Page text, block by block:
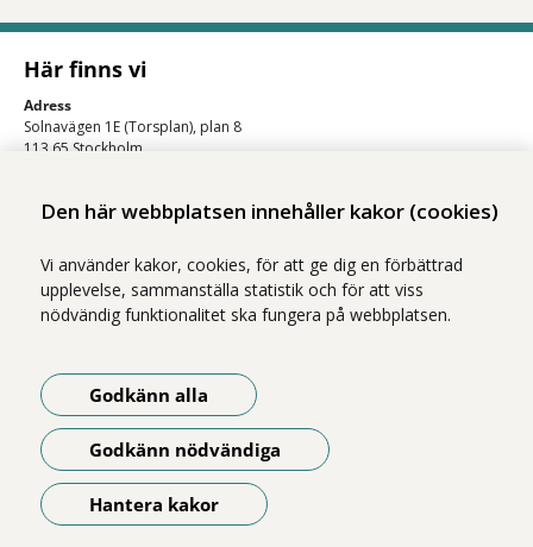
Den här webbplatsen innehåller kakor (cookies)
Vi använder kakor, cookies, för att ge dig en förbättrad
upplevelse, sammanställa statistik och för att viss
nödvändig funktionalitet ska fungera på webbplatsen.
Godkänn alla
Godkänn nödvändiga
Hantera kakor
Här finns vi
Adress
Solnavägen 1E (Torsplan), plan 8
113 65 Stockholm
Vi ingår i Stockholms läns sjukvårdsområde som erbjuder hälso- och
sjukvård i Region Stockholms regi.
Om webbplatsen
Tillgänglighetsredogörelse